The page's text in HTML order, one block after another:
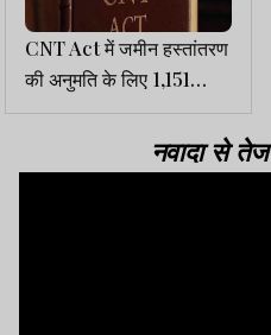
CNT Act में जमीन हस्तांतरण
की अनुमति के लिए 1,151
आवेदन में 448 लंबित, 423
नवादा से